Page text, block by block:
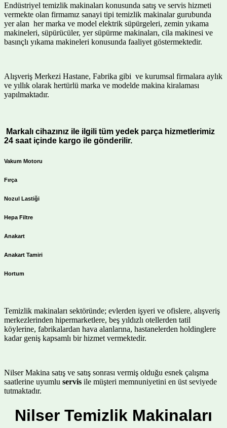
Endüstriyel temizlik makinaları konusunda satış ve servis hizmeti
vermekte olan firmamız sanayi tipi temizlik makinalar gurubunda
yer alan her marka ve model elektrik süpürgeleri, zemin yıkama
makineleri, süpürücüler, yer süpürme makinaları, cila makinesi ve
basınçlı yıkama makineleri konusunda faaliyet göstermektedir.
Alışveriş Merkezi Hastane, Fabrika gibi ve kurumsal firmalara aylık
ve yıllık olarak hertürlü marka ve modelde makina kiralaması
yapılmaktadır.
Markalı cihazınız ile ilgili tüm yedek parça hizmetlerimiz
24 saat içinde kargo ile gönderilir.
Vakum Motoru
Fırça
Nozul Lastiği
Hepa Filtre
Anakart
Anakart Tamiri
Hortum
Temizlik makinaları sektöründe; evlerden işyeri ve ofislere, alışveriş
merkezlerinden hipermarketlere, beş yıldızlı otellerden tatil
köylerine, fabrikalardan hava alanlarına, hastanelerden holdinglere
kadar geniş kapsamlı bir hizmet vermektedir.
Nilser Makina satış ve satış sonrası vermiş olduğu esnek çalışma
saatlerine uyumlu servis ile müşteri memnuniyetini en üst seviyede
tutmaktadır.
Nilser Temizlik Makinaları